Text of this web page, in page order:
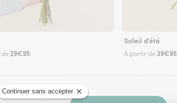
29€95
Soleil d'été
À partir de 39€95